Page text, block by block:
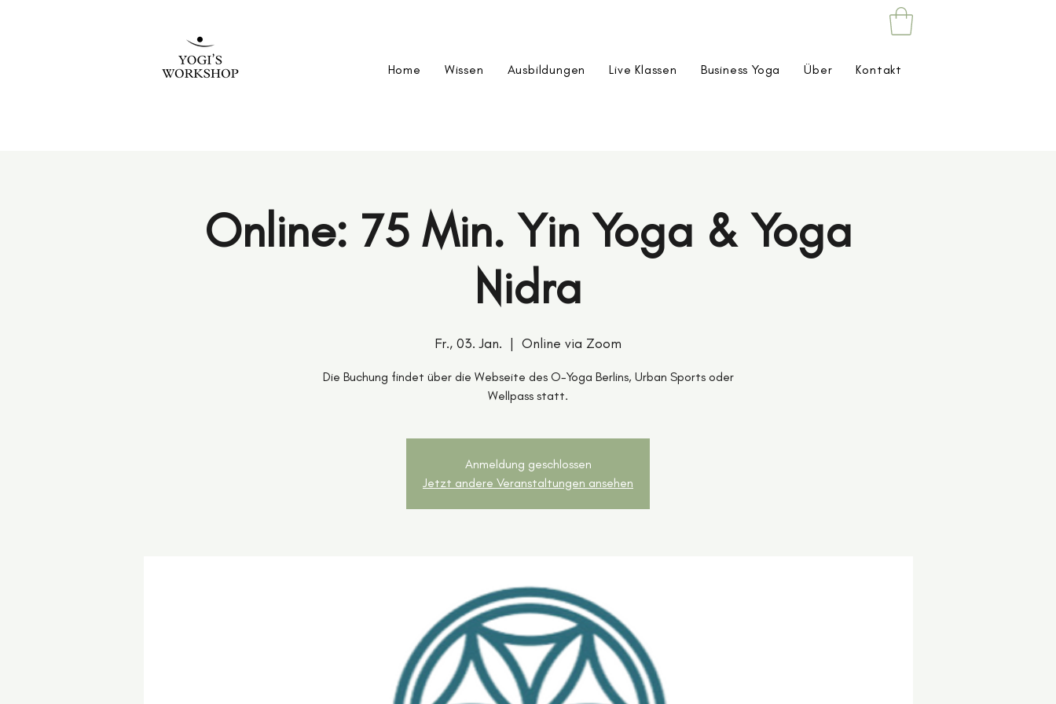
Home Wissen Ausbildungen Live Klassen Business Yoga Über Kontakt
Online: 75 Min. Yin Yoga & Yoga
Nidra
Fr., 03. Jan.
  |
Online via Zoom
Die Buchung findet über die Webseite des O-Yoga Berlins, Urban Sports oder
Wellpass statt.
Anmeldung geschlossen
Jetzt andere Veranstaltungen ansehen